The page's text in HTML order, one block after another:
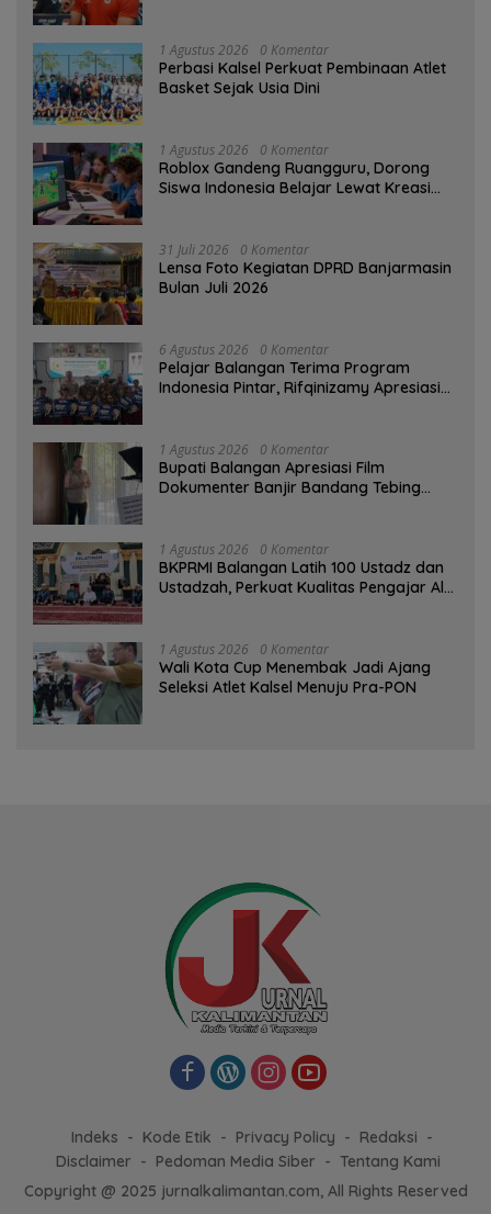
1 Agustus 2026 0 Komentar
Perbasi Kalsel Perkuat Pembinaan Atlet
Basket Sejak Usia Dini
1 Agustus 2026 0 Komentar
Roblox Gandeng Ruangguru, Dorong
Siswa Indonesia Belajar Lewat Kreasi
31 Juli 2026 0 Komentar
Lensa Foto Kegiatan DPRD Banjarmasin
Bulan Juli 2026
6 Agustus 2026 0 Komentar
Pelajar Balangan Terima Program
Indonesia Pintar, Rifqinizamy Apresiasi
1 Agustus 2026 0 Komentar
Bupati Balangan Apresiasi Film
Dokumenter Banjir Bandang Tebing
1 Agustus 2026 0 Komentar
BKPRMI Balangan Latih 100 Ustadz dan
Ustadzah, Perkuat Kualitas Pengajar Al-
1 Agustus 2026 0 Komentar
Wali Kota Cup Menembak Jadi Ajang
Seleksi Atlet Kalsel Menuju Pra-PON
Indeks Kode Etik Privacy Policy
Redaksi
Disclaimer
Pedoman Media Siber
Tentang Kami
Copyright @ 2025 jurnalkalimantan.com, All Rights Reserved